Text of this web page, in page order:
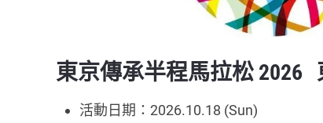
東京傳承半程馬拉松 2026
活動日期：2026.10.18 (Sun)